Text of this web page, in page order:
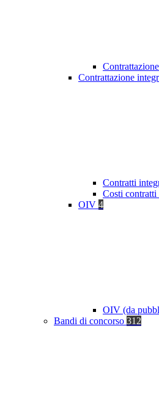
Contrattazione
Contratti
Costi
OIV 4
OIV (da
Bandi di concorso 312